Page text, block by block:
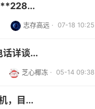
志存高远 · 07-18 10:25
话详谈...
芝心椰冻 · 05-14 09:38
，目...